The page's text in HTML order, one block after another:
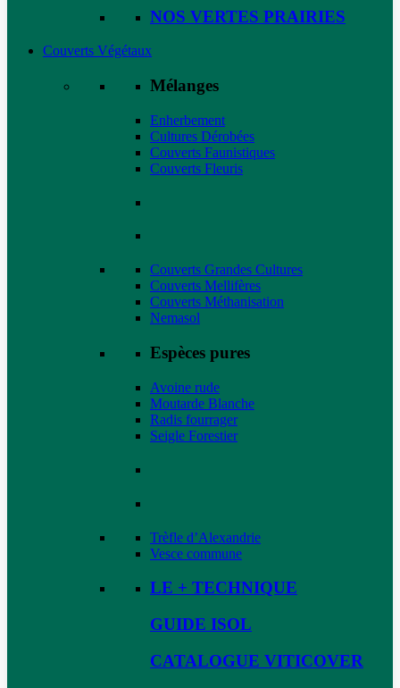
NOS VERTES PRAIRIES
Couverts Végétaux
Mélanges
Enherbement
Cultures Dérobées
Couverts Faunistiques
Couverts Fleuris
Couverts Grandes Cultures
Couverts Mellifères
Couverts Méthanisation
Nemasol
Espèces pures
Avoine rude
Moutarde Blanche
Radis fourrager
Seigle Forestier
Trèfle d’Alexandrie
Vesce commune
LE + TECHNIQUE
GUIDE ISOL
CATALOGUE VITICOVER